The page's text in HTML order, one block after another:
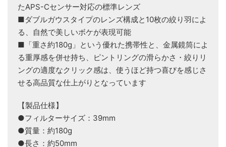
たAPS-Cセンサー対応の標準レンズ
■ダブルガウスタイプのレンズ構成と10枚の絞り羽によ
る、自然で美しいボケが表現可能
■「重さ約180g」という優れた携帯性と、金属鏡筒によ
る重厚感を併せ持ち、ピントリングの滑らかさ・絞りリ
ングの適度なクリック感は、使うほど持つ喜びを感じさ
せる高品質な仕上がりとなっています
【製品仕様】
●フィルターサイズ：39mm
●質量：約180g
●長さ：約50mm